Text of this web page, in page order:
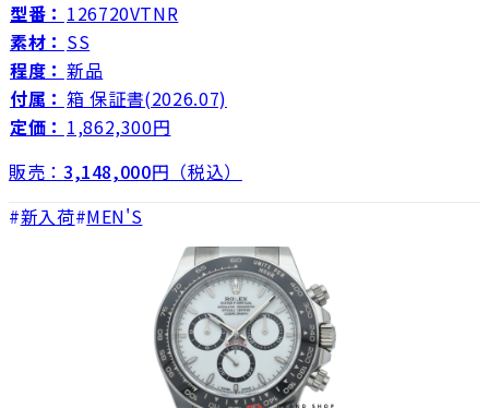
型番： 126720VTNR
素材： SS
程度： 新品
付属： 箱 保証書(2026.07)
定価： 1,862,300円
販売： 3,148,000円（税込）
新入荷 MEN'S